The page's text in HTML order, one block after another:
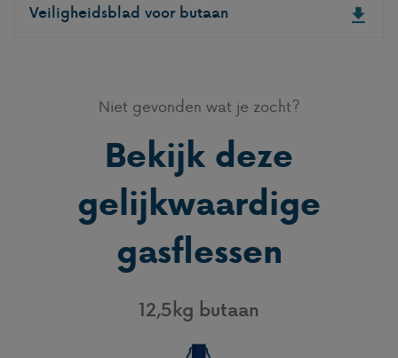
Veiligheidsblad voor butaan
Niet gevonden wat je zocht?
Bekijk deze
gelijkwaardige
gasflessen
12,5kg butaan